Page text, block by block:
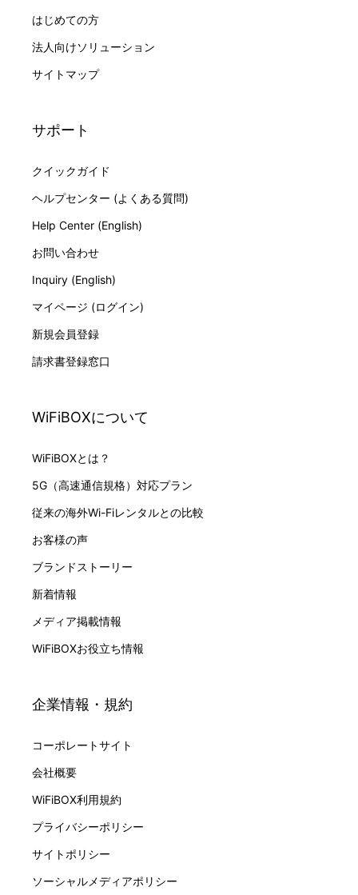
はじめての方
法人向けソリューション
サイトマップ
サポート
クイックガイド
ヘルプセンター (よくある質問)
Help Center (English)
お問い合わせ
Inquiry (English)
マイページ (ログイン)
新規会員登録
請求書登録窓口
WiFiBOXについて
WiFiBOXとは？
5G（高速通信規格）対応プラン
従来の海外Wi-Fiレンタルとの比較
お客様の声
ブランドストーリー
新着情報
メディア掲載情報
WiFiBOXお役立ち情報
企業情報・規約
コーポレートサイト
会社概要
WiFiBOX利用規約
プライバシーポリシー
サイトポリシー
ソーシャルメディアポリシー